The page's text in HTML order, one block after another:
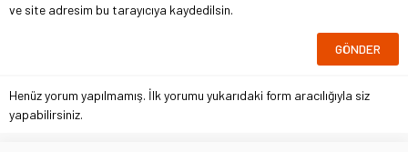
ve site adresim bu tarayıcıya kaydedilsin.
Henüz yorum yapılmamış. İlk yorumu yukarıdaki form aracılığıyla siz
yapabilirsiniz.